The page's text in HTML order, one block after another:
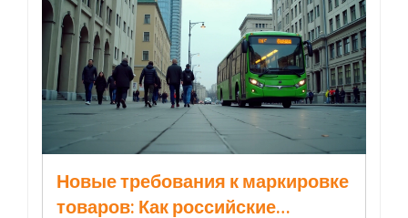
Новые требования к маркировке
товаров: Как российские